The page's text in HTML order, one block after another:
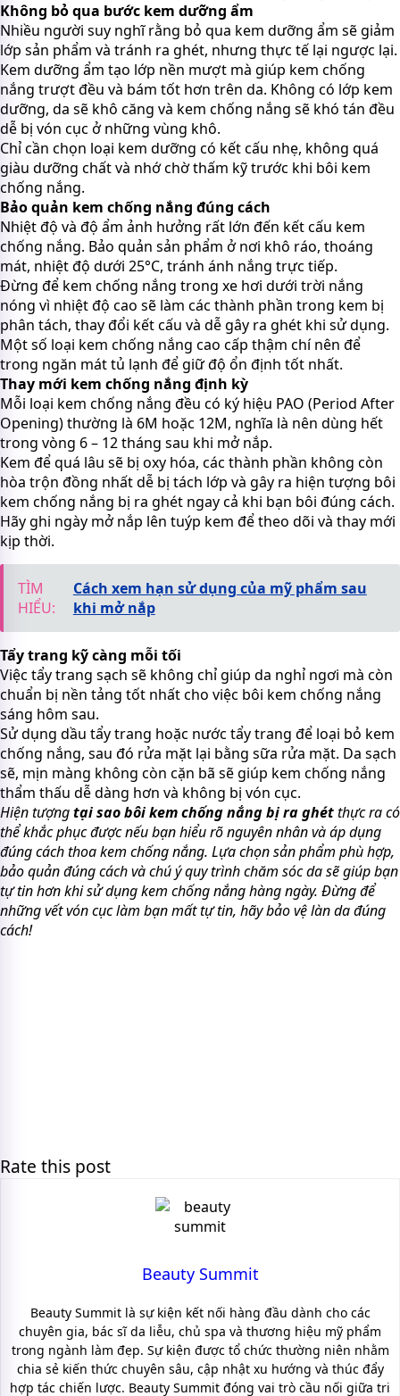
Không bỏ qua bước kem dưỡng ẩm
Nhiều người suy nghĩ rằng bỏ qua kem dưỡng ẩm sẽ giảm
lớp sản phẩm và tránh ra ghét, nhưng thực tế lại ngược lại.
Kem dưỡng ẩm tạo lớp nền mượt mà giúp kem chống
nắng trượt đều và bám tốt hơn trên da. Không có lớp kem
dưỡng, da sẽ khô căng và kem chống nắng sẽ khó tán đều
dễ bị vón cục ở những vùng khô.
Chỉ cần chọn loại kem dưỡng có kết cấu nhẹ, không quá
giàu dưỡng chất và nhớ chờ thấm kỹ trước khi bôi kem
chống nắng.
Bảo quản kem chống nắng đúng cách
Nhiệt độ và độ ẩm ảnh hưởng rất lớn đến kết cấu kem
chống nắng. Bảo quản sản phẩm ở nơi khô ráo, thoáng
mát, nhiệt độ dưới 25°C, tránh ánh nắng trực tiếp.
Đừng để kem chống nắng trong xe hơi dưới trời nắng
nóng vì nhiệt độ cao sẽ làm các thành phần trong kem bị
phân tách, thay đổi kết cấu và dễ gây ra ghét khi sử dụng.
Một số loại kem chống nắng cao cấp thậm chí nên để
trong ngăn mát tủ lạnh để giữ độ ổn định tốt nhất.
Thay mới kem chống nắng định kỳ
Mỗi loại kem chống nắng đều có ký hiệu PAO (Period After
Opening) thường là 6M hoặc 12M, nghĩa là nên dùng hết
trong vòng 6 – 12 tháng sau khi mở nắp.
Kem để quá lâu sẽ bị oxy hóa, các thành phần không còn
hòa trộn đồng nhất dễ bị tách lớp và gây ra hiện tượng bôi
kem chống nắng bị ra ghét ngay cả khi bạn bôi đúng cách.
Hãy ghi ngày mở nắp lên tuýp kem để theo dõi và thay mới
kịp thời.
TÌM
HIỂU:
Cách xem hạn sử dụng của mỹ phẩm sau
khi mở nắp
Tẩy trang kỹ càng mỗi tối
Việc tẩy trang sạch sẽ không chỉ giúp da nghỉ ngơi mà còn
chuẩn bị nền tảng tốt nhất cho việc bôi kem chống nắng
sáng hôm sau.
Sử dụng dầu tẩy trang hoặc nước tẩy trang để loại bỏ kem
chống nắng, sau đó rửa mặt lại bằng sữa rửa mặt. Da sạch
sẽ, mịn màng không còn cặn bã sẽ giúp kem chống nắng
thẩm thấu dễ dàng hơn và không bị vón cục.
Hiện tượngtại sao bôi kem chống nắng bị ra ghétthực ra có
thể khắc phục được nếu bạn hiểu rõ nguyên nhân và áp dụng
đúng cách thoa kem chống nắng. Lựa chọn sản phẩm phù hợp,
bảo quản đúng cách và chú ý quy trình chăm sóc da sẽ giúp bạn
tự tin hơn khi sử dụng kem chống nắng hàng ngày. Đừng để
những vết vón cục làm bạn mất tự tin, hãy bảo vệ làn da đúng
cách!
Rate this post
Beauty Summit
Beauty Summit là sự kiện kết nối hàng đầu dành cho các
chuyên gia, bác sĩ da liễu, chủ spa và thương hiệu mỹ phẩm
trong ngành làm đẹp. Sự kiện được tổ chức thường niên nhằm
chia sẻ kiến thức chuyên sâu, cập nhật xu hướng và thúc đẩy
hợp tác chiến lược. Beauty Summit đóng vai trò cầu nối giữa tri